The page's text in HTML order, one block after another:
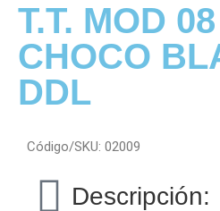
T.T. MOD
CHOCO
DDL
Código/SKU: 02009
Descripción: